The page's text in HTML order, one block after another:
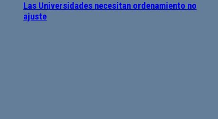
Las Universidades necesitan ordenamiento no
ajuste